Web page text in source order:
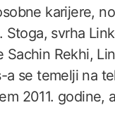
karijere,
svrha
Sachin Rekhi,
se temelji na
2011. godine,